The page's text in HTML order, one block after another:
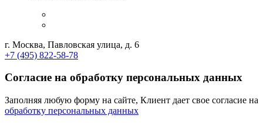
г. Москва, Павловская улица, д. 6
+7 (495) 822-58-78
Согласие на обработку персональных данных
Заполняя любую форму на сайте, Клиент дает свое согласие на
обработку персональных данных